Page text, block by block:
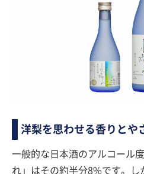
洋梨を思わせる香りとや
一般的な日本酒のアルコール
れ」はその約半分8%です。し